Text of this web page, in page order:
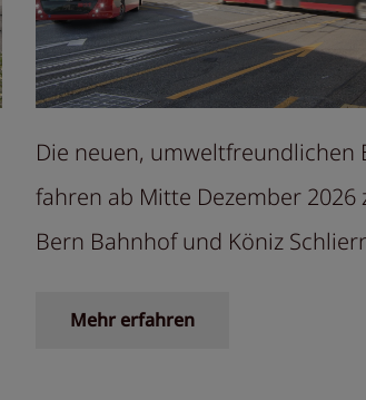
Die neuen, umweltfreundlichen
fahren ab Mitte Dezember 2026
Bern Bahnhof und Köniz
Mehr erfahren